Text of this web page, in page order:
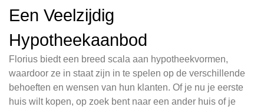
Een Veelzijdig
Hypotheekaanbod
Florius biedt een breed scala aan hypotheekvormen,
waardoor ze in staat zijn in te spelen op de verschillende
behoeften en wensen van hun klanten. Of je nu je eerste
huis wilt kopen, op zoek bent naar een ander huis of je